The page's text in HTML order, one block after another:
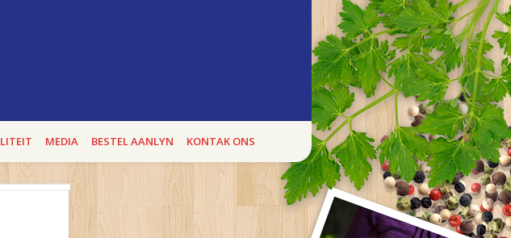
Theron`s se BEROEMDE BOEREWORS BONANZA, kan jy heel
MEDIA BESTEL AANLYN KONTAK ONS